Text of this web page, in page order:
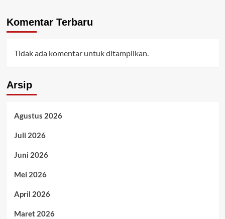
Komentar Terbaru
Tidak ada komentar untuk ditampilkan.
Arsip
Agustus 2026
Juli 2026
Juni 2026
Mei 2026
April 2026
Maret 2026